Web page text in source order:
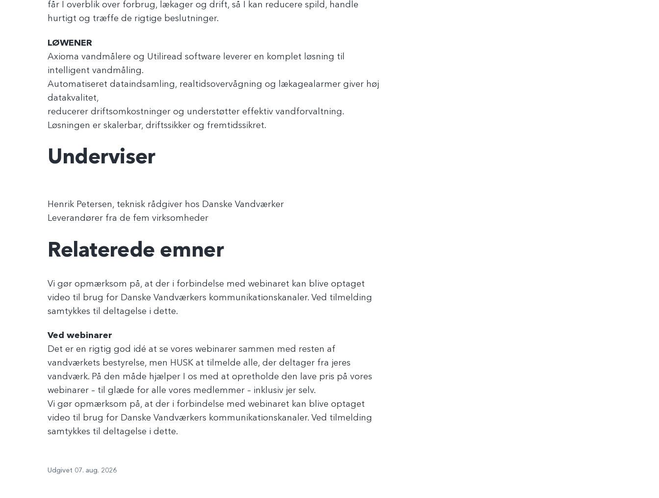
får I overblik over forbrug, lækager og drift, så I kan reducere spild, handle
hurtigt og træffe de rigtige beslutninger.
LØWENER
Axioma vandmålere og Utiliread software leverer en komplet løsning til
intelligent vandmåling.
Automatiseret dataindsamling, realtidsovervågning og lækagealarmer giver høj
datakvalitet,
reducerer driftsomkostninger og understøtter effektiv vandforvaltning.
Løsningen er skalerbar, driftssikker og fremtidssikret.
Underviser
Henrik Petersen, teknisk rådgiver hos Danske Vandværker
Leverandører fra de fem virksomheder
Relaterede emner
Vi gør opmærksom på, at der i forbindelse med webinaret kan blive optaget
video til brug for Danske Vandværkers kommunikationskanaler. Ved tilmelding
samtykkes til deltagelse i dette.
Ved webinarer
Det er en rigtig god idé at se vores webinarer sammen med resten af
vandværkets bestyrelse, men HUSK at tilmelde alle, der deltager fra jeres
vandværk. På den måde hjælper I os med at opretholde den lave pris på vores
webinarer – til glæde for alle vores medlemmer – inklusiv jer selv.
Vi gør opmærksom på, at der i forbindelse med webinaret kan blive optaget
video til brug for Danske Vandværkers kommunikationskanaler. Ved tilmelding
samtykkes til deltagelse i dette.
Udgivet 07. aug. 2026